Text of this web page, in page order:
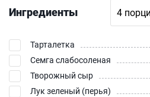
Ингредиенты
Тарталетка
Семга слабосоленая
Творожный сыр
Лук зеленый (перья)